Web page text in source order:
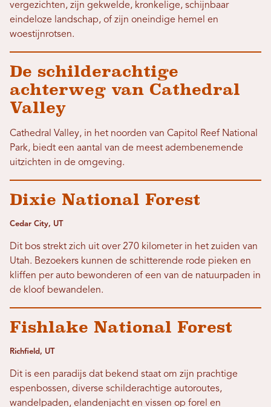
vergezichten, zijn gekwelde, kronkelige, schijnbaar
eindeloze landschap, of zijn oneindige hemel en
woestijnrotsen.
De schilderachtige
achterweg van Cathedral
Valley
Cathedral Valley, in het noorden van Capitol Reef National
Park, biedt een aantal van de meest adembenemende
uitzichten in de omgeving.
Dixie National Forest
Cedar City, UT
Dit bos strekt zich uit over 270 kilometer in het zuiden van
Utah. Bezoekers kunnen de schitterende rode pieken en
kliffen per auto bewonderen of een van de natuurpaden in
de kloof bewandelen.
Fishlake National Forest
Richfield, UT
Dit is een paradijs dat bekend staat om zijn prachtige
espenbossen, diverse schilderachtige autoroutes,
wandelpaden, elandenjacht en vissen op forel en